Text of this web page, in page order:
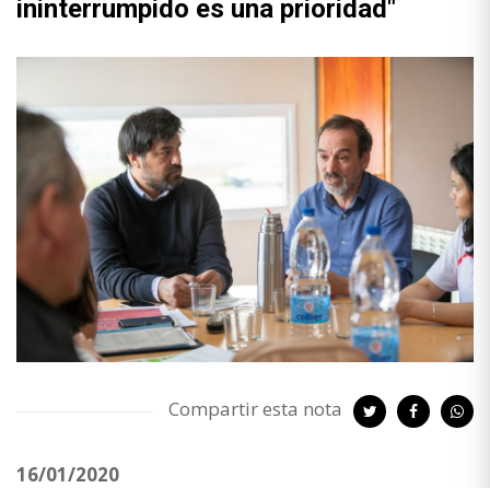
ininterrumpido es una prioridad"
Compartir esta nota
16/01/2020